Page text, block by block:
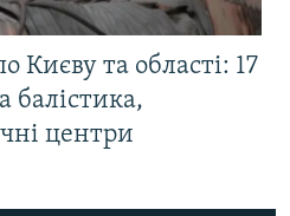
Києву та області: 17
балістика,
центри